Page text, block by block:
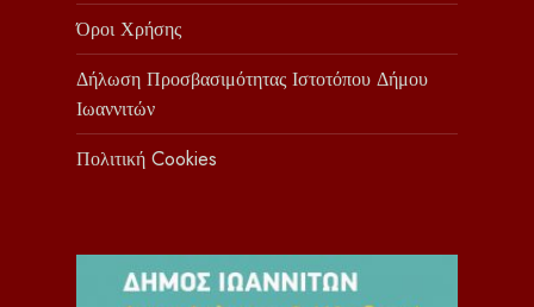
Όροι Χρήσης
Δήλωση Προσβασιμότητας Ιστοτόπου Δήμου
Ιωαννιτών
Πολιτική Cookies